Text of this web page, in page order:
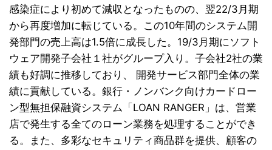
感染症により初めて減収となったものの、翌22/3月期
から再度増加に転じている。この10年間のシステム開
発部門の売上高は1.5倍に成長した。19/3月期にソフト
ウェア開発子会社１社がグループ入り。子会社2社の業
績も好調に推移しており、 開発サービス部門全体の業
績に貢献している。銀行・ノンバンク向けカードロー
ン型無担保融資システム「LOAN RANGER」は、営業
店で発生する全てのローン業務を処理することができ
る。また、多彩なセキュリティ商品群を提供、顧客の